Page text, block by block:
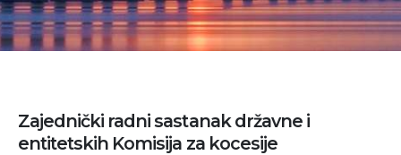
Zajednički radni sastanak državne i
entitetskih Komisija za kocesije